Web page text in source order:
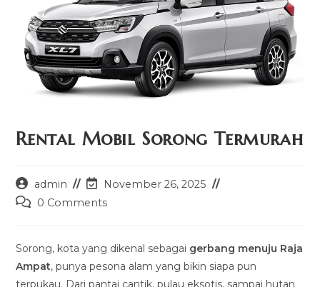
Rental Mobil Sorong Termurah
Post
author:
admin
Post
last
November 26, 2025
Post0 Comments
Sorong, kota yang dikenal sebagai gerbang menuju Raja
Ampat, punya pesona alam yang bikin siapa pun
terpukau. Dari pantai cantik, pulau eksotis, sampai hutan